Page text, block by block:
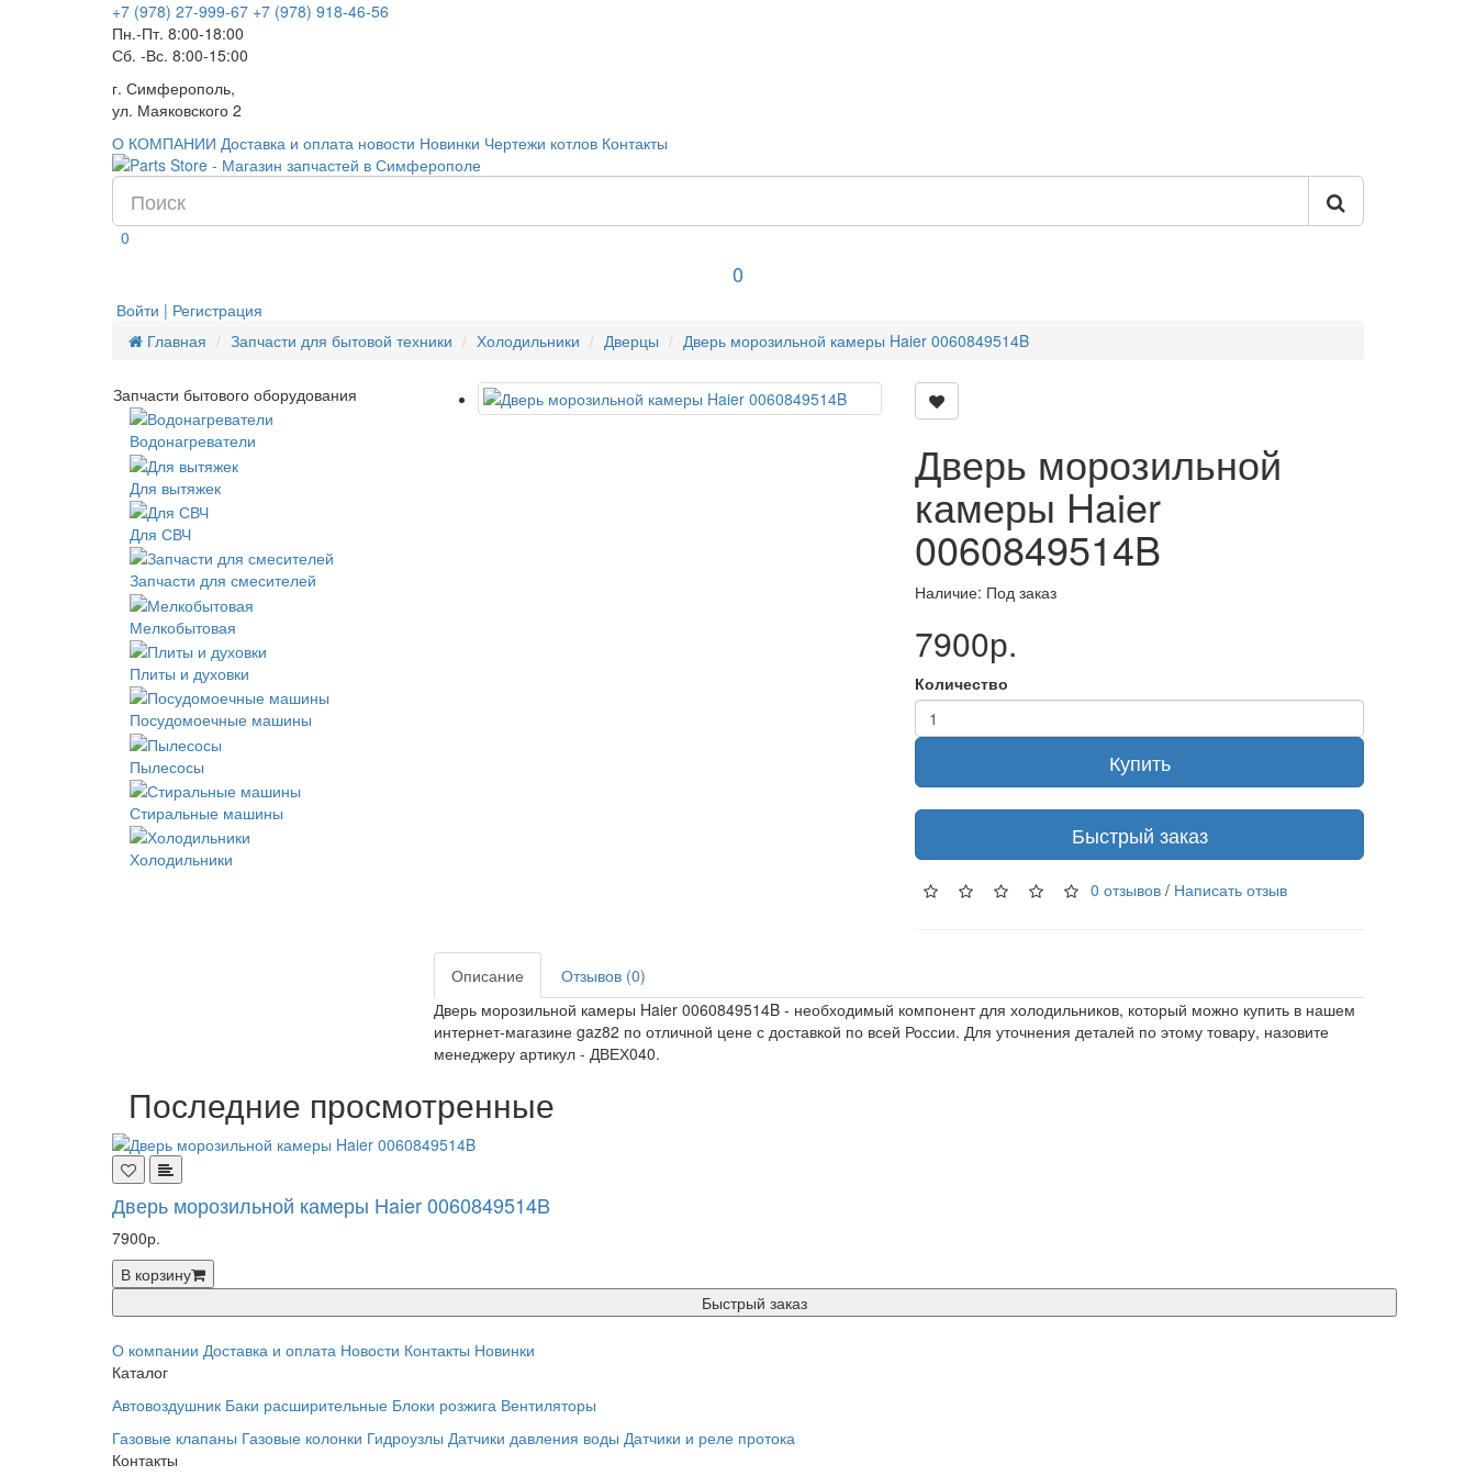
+7 (978) 27-999-67 +7 (978) 918-46-56
Пн.-Пт. 8:00-18:00
Сб. -Вс. 8:00-15:00
г. Симферополь,
ул. Маяковского 2
О КОМПАНИИ Доставка и оплата новости Новинки Чертежи котлов Контакты
0
0
Войти | Регистрация
Главная
Запчасти для бытовой техники Холодильники Дверцы Дверь морозильной камеры Haier 0060849514B
Запчасти бытового оборудования
Водонагреватели
Для вытяжек
Для СВЧ
Запчасти для смесителей
Мелкобытовая
Плиты и духовки
Посудомоечные машины
Пылесосы
Стиральные машины
Холодильники
Дверь морозильной
камеры Haier
0060849514B
Наличие: Под заказ
7900р.
Количество
Купить
Быстрый заказ
0 отзывов / Написать отзыв
Описание
Отзывов (0)
Дверь морозильной камеры Haier 0060849514B - необходимый компонент для холодильников, который можно купить в нашем
интернет-магазине gaz82 по отличной цене с доставкой по всей России. Для уточнения деталей по этому товару, назовите
менеджеру артикул - ДВЕХ040.
Последние просмотренные
Дверь морозильной камеры Haier 0060849514B
7900р.
В корзину
Быстрый заказ
О компании Доставка и оплата Новости Контакты Новинки
Каталог
Автовоздушник Баки расширительные Блоки розжига Вентиляторы
Газовые клапаны Газовые колонки Гидроузлы Датчики давления воды Датчики и реле протока
Контакты